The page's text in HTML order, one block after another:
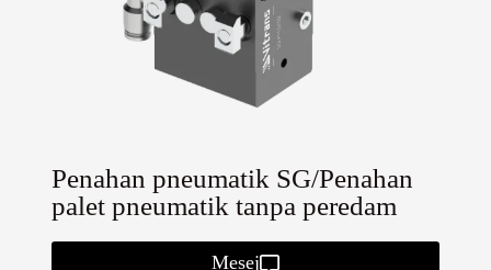
Penahan pneumatik SG/Penahan
palet pneumatik tanpa peredam
Mesej